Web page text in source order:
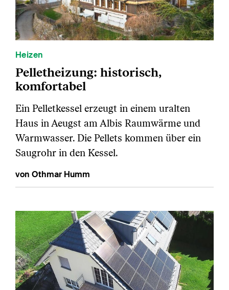
Heizen
Pelletheizung: historisch,
komfortabel
Ein Pelletkessel erzeugt in einem uralten
Haus in Aeugst am Albis Raumwärme und
Warmwasser. Die Pellets kommen über ein
Saugrohr in den Kessel.
von Othmar Humm